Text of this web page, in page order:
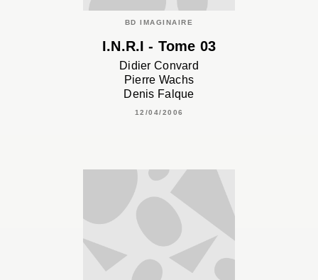
BD IMAGINAIRE
I.N.R.I - Tome 03
Didier Convard
Pierre Wachs
Denis Falque
12/04/2006